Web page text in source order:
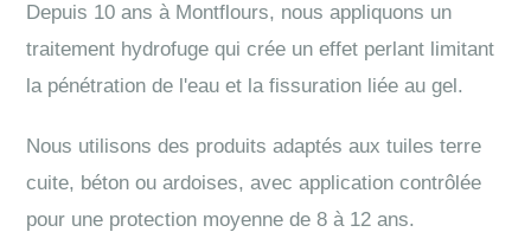
Depuis 10 ans à Montflours, nous appliquons un
traitement hydrofuge qui crée un effet perlant limitant
la pénétration de l'eau et la fissuration liée au gel.
Nous utilisons des produits adaptés aux tuiles terre
cuite, béton ou ardoises, avec application contrôlée
pour une protection moyenne de 8 à 12 ans.